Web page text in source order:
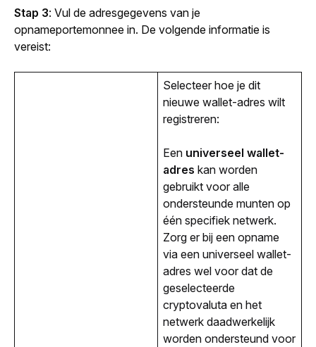
Stap 3: Vul de adresgegevens van je
opnameportemonnee in. De volgende informatie is
vereist:
Selecteer hoe je dit
nieuwe wallet-adres wilt
registreren:
Een universeel wallet-
adres kan worden
gebruikt voor alle
ondersteunde munten op
één specifiek netwerk.
Zorg er bij een opname
via een universeel wallet-
adres wel voor dat de
geselecteerde
cryptovaluta en het
netwerk daadwerkelijk
worden ondersteund voor